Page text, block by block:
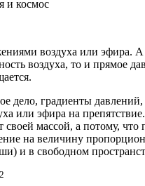
и космос
воздуха или эфира. А
воздуха, то и прямое
дело, градиенты
или эфира на
своей массой, а потому,
на величину
и в свободном
2